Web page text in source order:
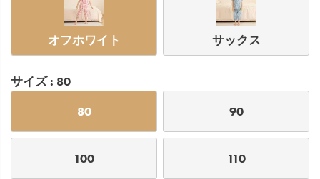
オフホワイト サックス
サイズ 80
80 90
100 110